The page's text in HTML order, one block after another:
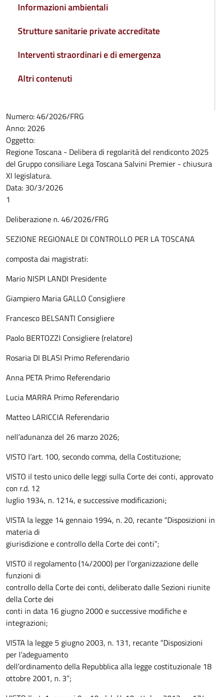
Informazioni ambientali
Strutture sanitarie private accreditate
Interventi straordinari e di emergenza
Altri contenuti
Numero:46/2026/FRG
Anno: 2026
Oggetto:
Regione Toscana - Delibera di regolarità del rendiconto 2025
del Gruppo consiliare Lega Toscana Salvini Premier - chiusura
XI legislatura.
Data: 30/3/2026
1
Deliberazione n. 46/2026/FRG
SEZIONE REGIONALE DI CONTROLLO PER LA TOSCANA
composta dai magistrati:
Mario NISPI LANDI Presidente
Giampiero Maria GALLO Consigliere
Francesco BELSANTI Consigliere
Paolo BERTOZZI Consigliere (relatore)
Rosaria DI BLASI Primo Referendario
Anna PETA Primo Referendario
Lucia MARRA Primo Referendario
Matteo LARICCIA Referendario
nell’adunanza del 26 marzo 2026;
VISTO l’art. 100, secondo comma, della Costituzione;
VISTO il testo unico delle leggi sulla Corte dei conti, approvato
con r.d. 12
luglio 1934, n. 1214, e successive modificazioni;
VISTA la legge 14 gennaio 1994, n. 20, recante “Disposizioni in
materia di
giurisdizione e controllo della Corte dei conti”;
VISTO il regolamento (14/2000) per l’organizzazione delle
funzioni di
controllo della Corte dei conti, deliberato dalle Sezioni riunite
della Corte dei
conti in data 16 giugno 2000 e successive modifiche e
integrazioni;
VISTA la legge 5 giugno 2003, n. 131, recante “Disposizioni
per l’adeguamento
dell’ordinamento della Repubblica alla legge costituzionale 18
ottobre 2001, n. 3”;